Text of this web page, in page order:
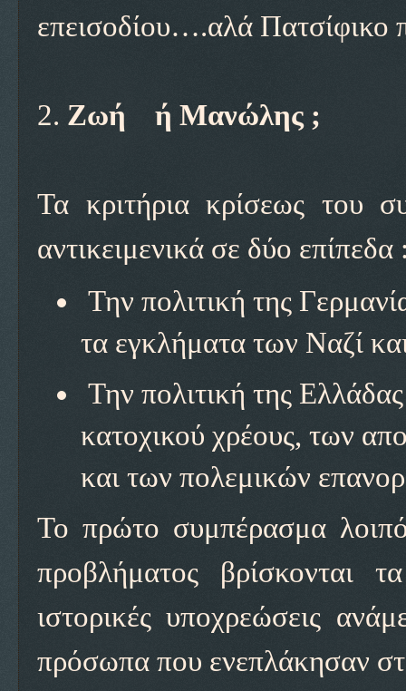
επεισοδίου….αλά Πατσίφικο
2. Ζωή ή Μανώλης ;
Τα κριτήρια κρίσεως του
αντικειμενικά σε δύο επίπεδα
Την πολιτική της
τα εγκλήματα των Ναζί
Την πολιτική της
κατοχικού χρέους, των
και των πολεμικών
Το πρώτο συμπέρασμα
προβλήματος βρίσκονται
ιστορικές υποχρεώσεις
πρόσωπα που ενεπλάκησαν